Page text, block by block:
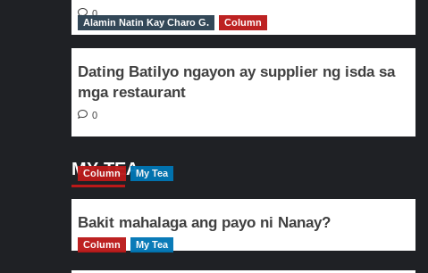
0
Alamin Natin Kay Charo G.
Column
Dating Batilyo ngayon ay supplier ng isda sa
mga restaurant
0
MY TEA
Column My Tea
Bakit mahalaga ang payo ni Nanay?
Column My Tea